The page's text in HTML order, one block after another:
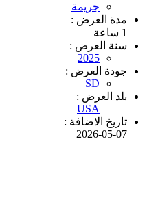
جريمة
مدة العرض :
1 ساعة
سنة العرض :
2025
جودة العرض :
SD
بلد العرض :
USA
تاريخ الاضافة :
2026-05-07